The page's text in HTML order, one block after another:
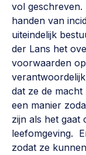
vol geschreven.
handen van
uiteindelijk
der Lans het
voorwaarden
dat ze de
een manier
zijn als het gaat
leefomgeving.
zodat ze